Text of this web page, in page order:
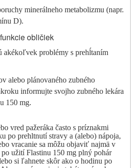
minerálneho metabolizmu (napr.
D).
obličiek
akékoľvek problémy s prehĺtaním
alebo plánovaného zubného
informujte svojho zubného lekára
150 mg.
vred pažeráka často s príznakmi
po prehltnutí stravy a (alebo) nápoja,
vracanie sa môžu objaviť najmä v
užití Flastinu 150 mg plný pohár
si ľahnete skôr ako o hodinu po